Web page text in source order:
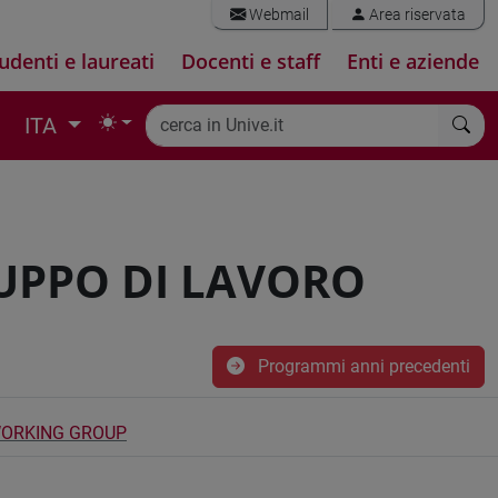
Webmail Area riservata
e laureati Docenti e staff Enti e aziende
ITA
DI LAVORO
Programmi anni precedenti
GROUP